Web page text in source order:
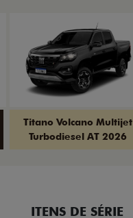
Titano Volcano Multijet
Turbodiesel AT 2026
ITENS DE SÉRIE